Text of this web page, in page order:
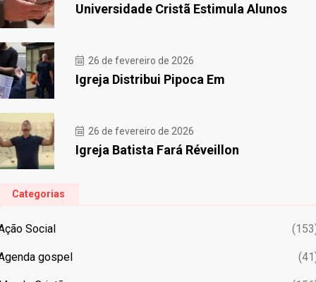
Universidade Cristã Estimula Alunos
26 de fevereiro de 2026
Igreja Distribui Pipoca Em
26 de fevereiro de 2026
Igreja Batista Fará Réveillon
Categorias
Social
gospel